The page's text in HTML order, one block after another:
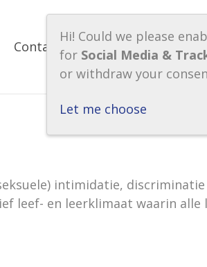
Contact
Toelating
&
Aanmelden
intimidatie,
leef- en leerklimaat waarin alle
Hi! Could we please
for Social Media &
or withdraw your
Let me choose